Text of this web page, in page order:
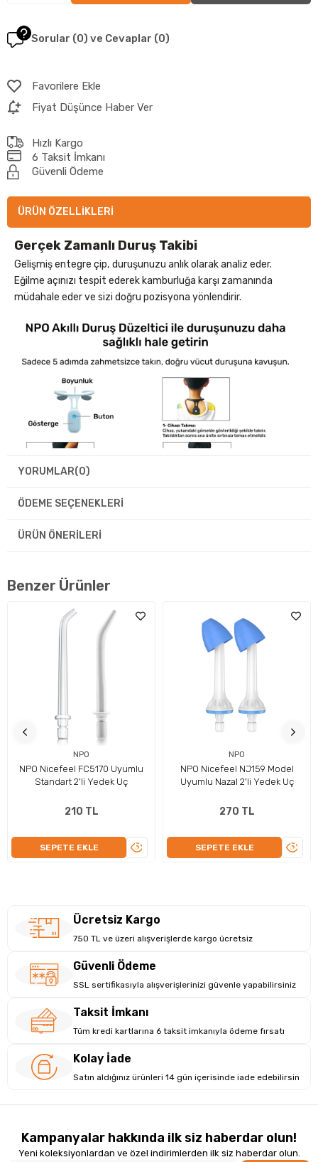
Sorular (0) ve Cevaplar (0)
Favorilere Ekle
Fiyat Düşünce Haber Ver
Hızlı Kargo
6 Taksit İmkanı
Güvenli Ödeme
ÜRÜN ÖZELLIKLERI
Gerçek Zamanlı Duruş Takibi
Gelişmiş entegre çip, duruşunuzu anlık olarak analiz eder.
Eğilme açınızı tespit ederek kamburluğa karşı zamanında
müdahale eder ve sizi doğru pozisyona yönlendirir.
Gizli Ve Etkili Titreşim Uyarısı
Sessiz titreşim motoru sayesinde yalnızca siz fark edersiniz.
Yanlış duruş algılandığında çevrenizi rahatsız etmeden sizi
Kişiselleştirilmiş Hafıza Teknolojisi
Duruş geçmişinizi takip eder, sık yaptığınız hataları hafızaya
alır. Böylece uzun vadede kalıcı duruş alışkanlığı geliştirmenizi
YORUMLAR(0)
ÖDEME SEÇENEKLERI
ÜRÜN ÖNERILERI
Benzer Ürünler
NPO
NPO Nicefeel FC5170 Uyumlu
Standart 2'li Yedek Uç
210 TL
SEPETE EKLE
ÜRÜNÜ
NPO
NPO Nicefeel NJ159 Model
Uyumlu Nazal 2'li Yedek Uç
270 TL
SEPETE EKLE
Ücretsiz Kargo
750 TL ve üzeri alışverişlerde kargo ücretsiz
Güvenli Ödeme
SSL sertifikasıyla alışverişlerinizi güvenle yapabilirsiniz
Taksit İmkanı
Tüm kredi kartlarına 6 taksit imkanıyla ödeme fırsatı
Kolay İade
Satın aldığınız ürünleri 14 gün içerisinde iade edebilirsin
Kampanyalar hakkında ilk siz haberdar olun!
Yeni koleksiyonlardan ve özel indirimlerden ilk siz haberdar olun.